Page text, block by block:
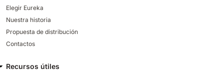
Elegir Eureka
Nuestra historia
Propuesta de distribución
Contactos
Recursos útiles